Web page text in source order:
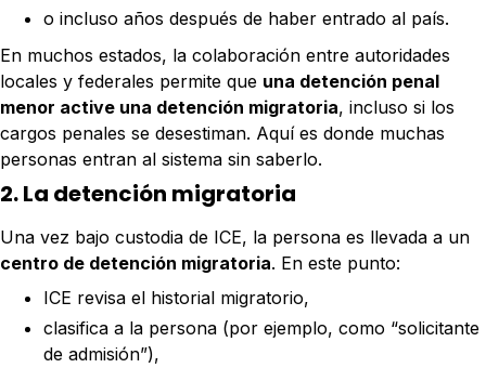
o incluso años después de haber entrado al país.
En muchos estados, la colaboración entre autoridades
locales y federales permite que una detención penal
menor active una detención migratoria, incluso si los
cargos penales se desestiman. Aquí es donde muchas
personas entran al sistema sin saberlo.
2. La detención migratoria
Una vez bajo custodia de ICE, la persona es llevada a un
centro de detención migratoria. En este punto:
ICE revisa el historial migratorio,
clasifica a la persona (por ejemplo, como “solicitante
de admisión”),